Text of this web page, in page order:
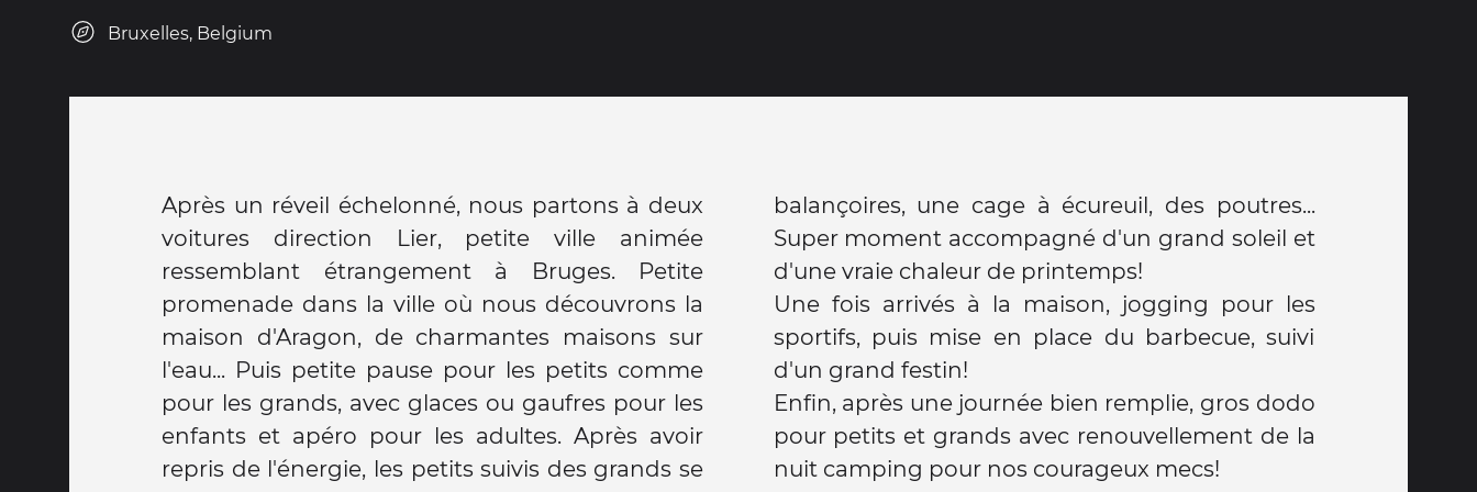
Bruxelles, Belgium
Après un réveil échelonné, nous partons à deux
voitures direction Lier, petite ville animée
ressemblant étrangement à Bruges. Petite
promenade dans la ville où nous découvrons la
maison d'Aragon, de charmantes maisons sur
l'eau... Puis petite pause pour les petits comme
pour les grands, avec glaces ou gaufres pour les
enfants et apéro pour les adultes. Après avoir
repris de l'énergie, les petits suivis des grands se
balançoires, une cage à écureuil, des poutres...
Super moment accompagné d'un grand soleil et
d'une vraie chaleur de printemps!
Une fois arrivés à la maison, jogging pour les
sportifs, puis mise en place du barbecue, suivi
d'un grand festin!
Enfin, après une journée bien remplie, gros dodo
pour petits et grands avec renouvellement de la
nuit camping pour nos courageux mecs!